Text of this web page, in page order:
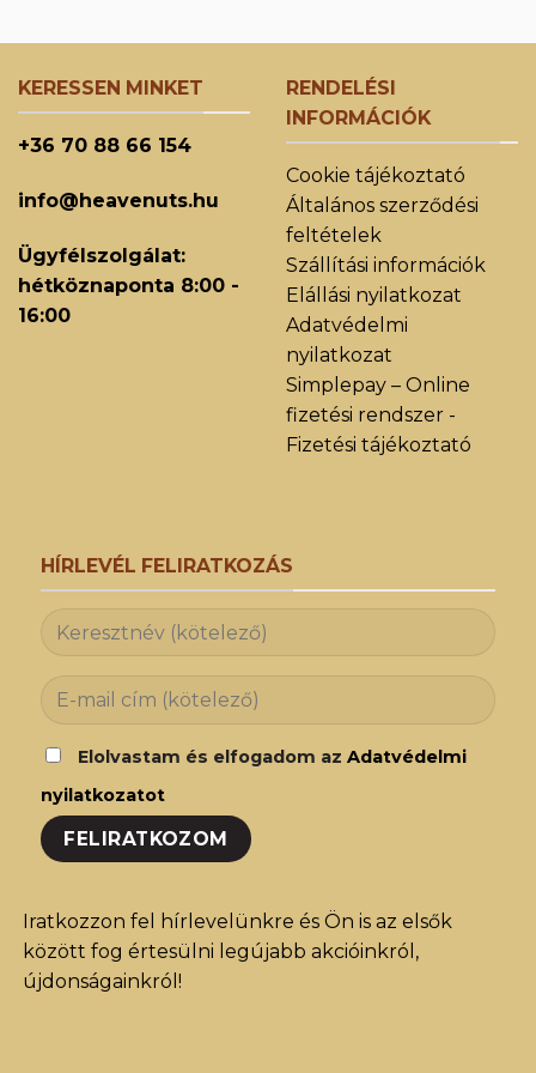
KERESSEN MINKET
+36 70 88 66 154
info@heavenuts.hu
Ügyfélszolgálat:
hétköznaponta 8:00 -
16:00
RENDELÉSI
INFORMÁCIÓK
Cookie tájékoztató
Általános szerződési
feltételek
Szállítási információk
Elállási nyilatkozat
Adatvédelmi
nyilatkozat
Simplepay – Online
fizetési rendszer -
Fizetési tájékoztató
HÍRLEVÉL FELIRATKOZÁS
Elolvastam és elfogadom az Adatvédelmi
nyilatkozatot
Iratkozzon fel hírlevelünkre és Ön is az elsők
között fog értesülni legújabb akcióinkról,
újdonságainkról!